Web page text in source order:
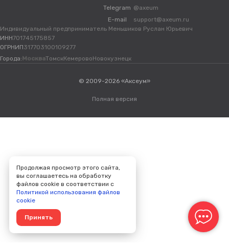
Telegram @axeum
E-mail
support@axeum.ru
Индивидуальный предприниматель Меньшиков Руслан Юрьевич
ИНН701745175857
ОГРНИП317703100109277
Города: МоскваТомскКемеровоНовокузнецк
© 2009-2026 «Аксеум»
Полная версия
Продолжая просмотр этого сайта,
вы соглашаетесь на обработку
файлов cookie в соответствии с
Политикой использования файлов
cookie
Принять